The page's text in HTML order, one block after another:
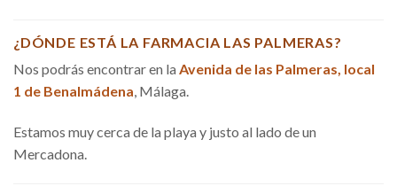
¿DÓNDE ESTÁ LA FARMACIA LAS PALMERAS?
Nos podrás encontrar en la Avenida de las Palmeras, local
1 de Benalmádena, Málaga.
Estamos muy cerca de la playa y justo al lado de un
Mercadona.